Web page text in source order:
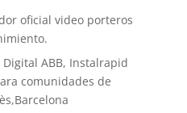
oficial video porteros
ABB, Instalrapid
comunidades de